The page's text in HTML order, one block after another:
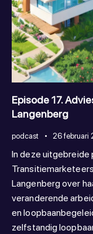
Episode 17.
Langenberg
podcast 26 februari
In deze uitgebreide
Langenberg over
veranderende
en
zelfstandig